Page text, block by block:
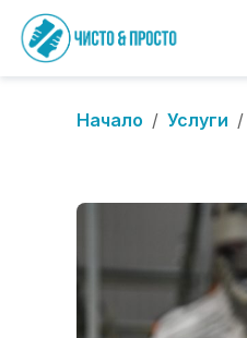
Начало / Услуги /